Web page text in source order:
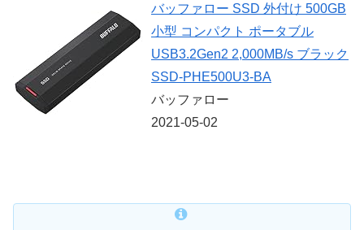
バッファロー SSD 外付け 500GB
小型 コンパクト ポータブル
USB3.2Gen2 2,000MB/s ブラック
SSD-PHE500U3-BA
バッファロー
2021-05-02